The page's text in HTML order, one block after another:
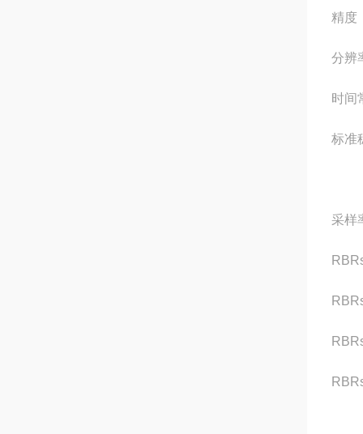
精度
分辨
时间
标准
采样